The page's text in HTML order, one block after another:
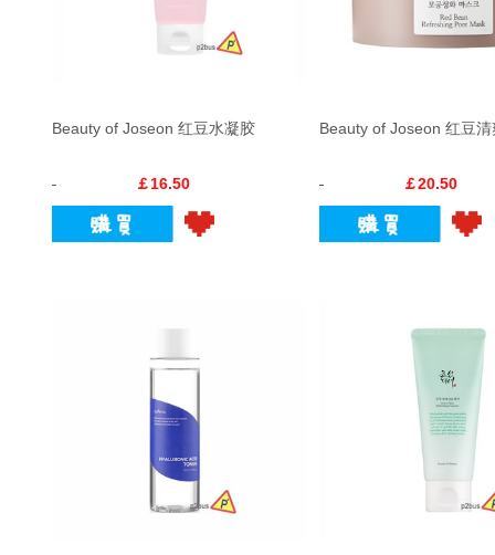
Beauty of Joseon 红豆水凝胶
￡16.50
Beauty of Joseon 红豆
￡20.50